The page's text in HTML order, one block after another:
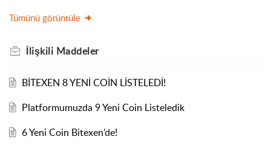
Tümünü görüntüle
İlişkili Maddeler
BİTEXEN 8 YENİ COİN LİSTELEDİ!
Platformumuzda 9 Yeni Coin Listeledik
6 Yeni Coin Bitexen’de!